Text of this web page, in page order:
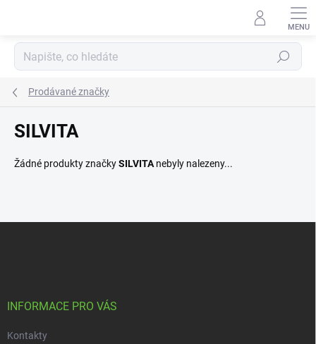
Hledat
Prodávané značky
SILVITA
Žádné produkty značkySILVITA nebyly nalezeny...
INFORMACE PRO VÁS
Kontakty